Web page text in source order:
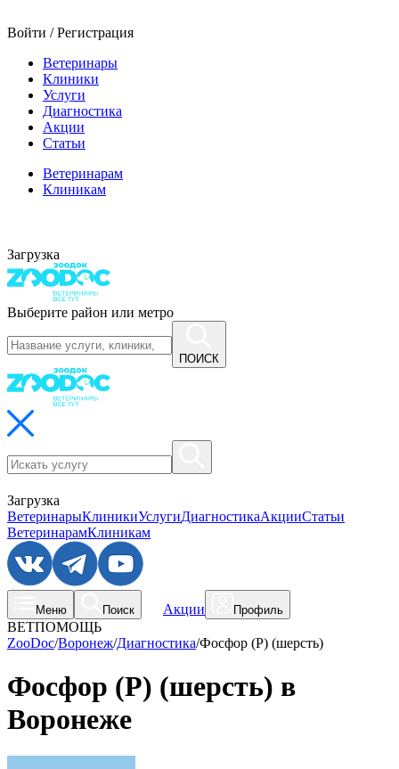
Войти / Регистрация
Ветеринары
Клиники
Услуги
Диагностика
Акции
Статьи
Ветеринарам
Клиникам
Загрузка
Выберите район или метро
ПОИСК
Загрузка
ВетеринарыКлиникиУслугиДиагностикаАкцииСтатьи
ВетеринарамКлиникам
Меню Поиск Акции Профиль
ВЕТПОМОЩЬ
ZooDoc/Воронеж/Диагностика/Фосфор (Р) (шерсть)
Фосфор (Р) (шерсть) в
Воронеже